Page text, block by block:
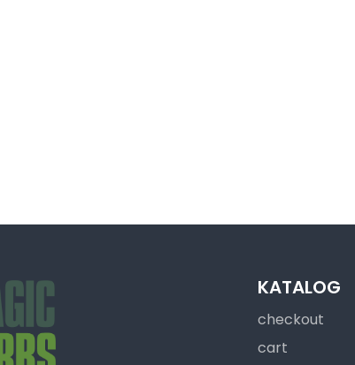
KATALOG
checkout
cart